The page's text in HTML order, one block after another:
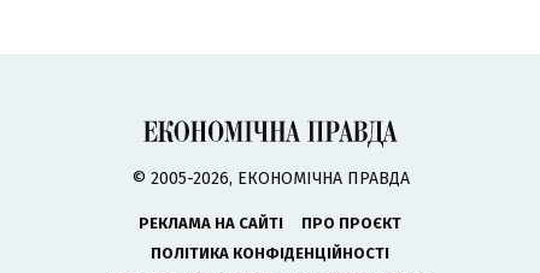
© 2005-2026, ЕКОНОМІЧНА ПРАВДА
РЕКЛАМА НА САЙТІ
ПРО ПРОЄКТ
ПОЛІТИКА КОНФІДЕНЦІЙНОСТІ